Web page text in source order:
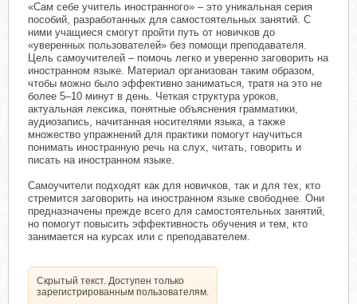
«Сам себе учитель иностранного» – это уникальная серия
пособий, разработанных для самостоятельных занятий. С
ними учащиеся смогут пройти путь от новичков до
«уверенных пользователей» без помощи преподавателя.
Цель самоучителей – помочь легко и уверенно заговорить на
иностранном языке. Материал организован таким образом,
чтобы можно было эффективно заниматься, тратя на это не
более 5–10 минут в день. Четкая структура уроков,
актуальная лексика, понятные объяснения грамматики,
аудиозапись, начитанная носителями языка, а также
множество упражнений для практики помогут научиться
понимать иностранную речь на слух, читать, говорить и
писать на иностранном языке.
Самоучители подходят как для новичков, так и для тех, кто
стремится заговорить на иностранном языке свободнее. Они
предназначены прежде всего для самостоятельных занятий,
но помогут повысить эффективность обучения и тем, кто
занимается на курсах или с преподавателем.
Скрытый текст. Доступен только
зарегистрированным пользователям.